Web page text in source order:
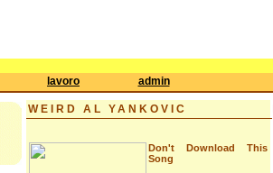
lavoro admin
WEIRD AL YANKOVIC
Don't Download This
Song